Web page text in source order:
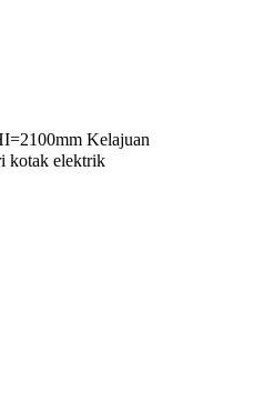
Kelajuan
kotak elektrik